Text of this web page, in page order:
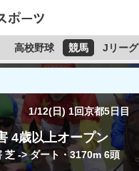
高校野球 競馬 Jリーグ
1/12(日) 1回京都5日目
4歳以上オープン
芝 -> ダート・3170m 6頭